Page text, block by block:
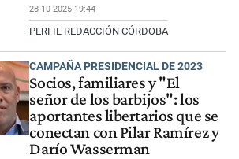
28-10-2025 19:44
PERFIL REDACCIÓN CÓRDOBA
CAMPAÑA PRESIDENCIAL DE 2023
Socios, familiares y "El
señor de los barbijos": los
aportantes libertarios que se
conectan con Pilar Ramírez y
Darío Wasserman